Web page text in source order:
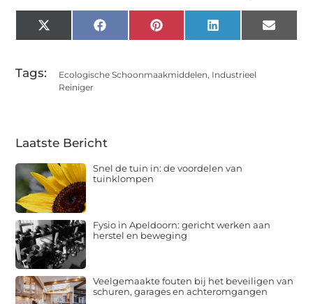
X
(Twitter)
FacebookPinterestLinkedInEmail
Tags: Ecologische Schoonmaakmiddelen, Industrieel
Reiniger
Laatste Bericht
Snel de tuin in: de voordelen van
tuinklompen
Fysio in Apeldoorn: gericht werken aan
herstel en beweging
Veelgemaakte fouten bij het beveiligen van
schuren, garages en achteromgangen